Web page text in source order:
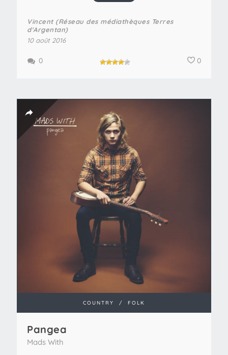
Vincent (Réseau des médiathèques Terres
d'Argentan)
10 août 2016
0
0
COUNTRY / FOLK
Pangea
Mads With